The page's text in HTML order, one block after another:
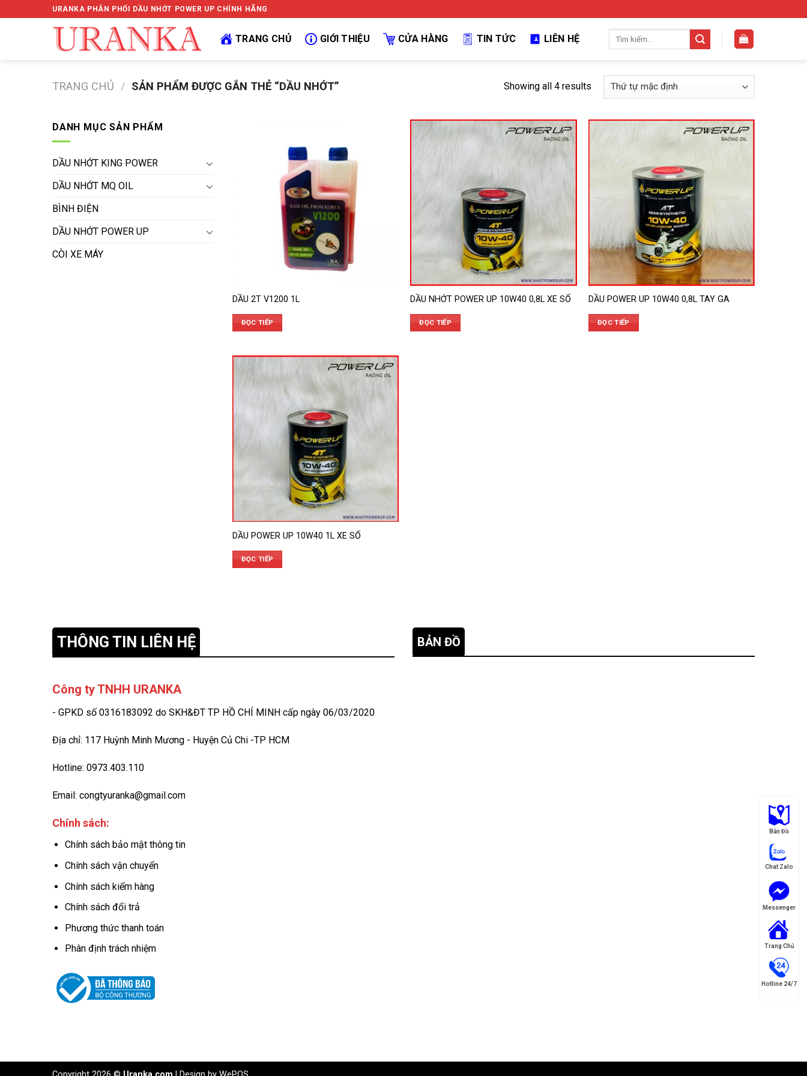
to
URANKA PHÂN PHỐI DẦU NHỚT POWER UP CHÍNH HÃNG
TRANG CHỦ GIỚI THIỆU CỬA HÀNG TIN TỨC LIÊN HỆ
TRANG CHỦ / SẢN PHẨM ĐƯỢC GẮN THẺ “DẦU NHỚT” Showing all 4 results
DANH MỤC SẢN PHẨM
DẦU NHỚT KING POWER
DẦU NHỚT MQ OIL
BÌNH ĐIỆN
DẦU NHỚT POWER UP
CÒI XE MÁY
DẦU 2T V1200 1L
ĐỌC TIẾP
DẦU NHỚT POWER UP 10W40 0,8L XE SỐ
ĐỌC TIẾP
DẦU POWER UP 10W40 0,8L TAY GA
ĐỌC TIẾP
DẦU POWER UP 10W40 1L XE SỐ
ĐỌC TIẾP
THÔNG TIN LIÊN HỆ
Công ty TNHH URANKA
- GPKD số 0316183092 do SKH&ĐT TP HỒ CHÍ MINH cấp ngày 06/03/2020
Địa chỉ: 117 Huỳnh Minh Mương - Huyện Củ Chi -TP HCM
Hotline: 0973.403.110
Email: congtyuranka@gmail.com
Chính sách:
Chính sách bảo mật thông tin
Chính sách vận chuyển
Chính sách kiểm hàng
Chính sách đổi trả
Phương thức thanh toán
Phân định trách nhiệm
BẢN ĐỒ
Bản Đồ
Chat Zalo
Messenger
Trang Chủ
Hotline 24/7